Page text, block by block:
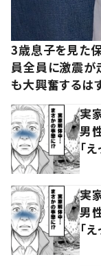
3歳息子を見た
員全員に激震が
も大興奮するはず
実
男
「え
実
男
「え